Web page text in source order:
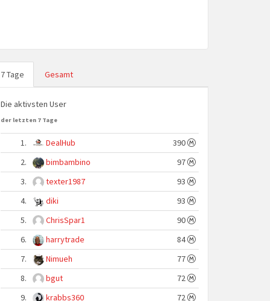
7 Tage Gesamt
Die aktivsten User
der letzten 7 Tage
1. DealHub
390
2.
bimbambino
97
3.
texter1987
93
4.
diki
93
5.
ChrisSpar1
90
6.
harrytrade
84
7.
Nimueh
77
8.
bgut
72
9.
krabbs360 72